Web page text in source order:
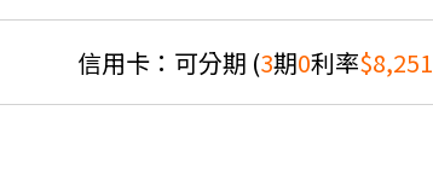
信用卡：可分期 (3期0利率$8,251
期數、適用利率，請以購物車顯示為主